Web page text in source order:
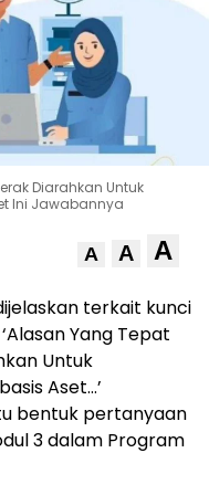
Diarahkan Untuk
Ini Jawabannya
A A A
terkait kunci
Yang Tepat
Untuk
Aset…’
bentuk pertanyaan
3 dalam Program